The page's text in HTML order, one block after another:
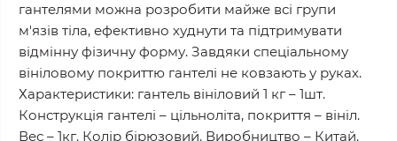
гантелями можна розробити майже всі групи
м'язів тіла, ефективно худнути та підтримувати
відмінну фізичну форму. Завдяки спеціальному
вініловому покриттю гантелі не ковзають у руках.
Характеристики: гантель вініловий 1 кг – 1шт.
Конструкція гантелі – цільноліта, покриття – вініл.
Вес – 1кг. Колір бірюзовий. Виробництво – Китай.